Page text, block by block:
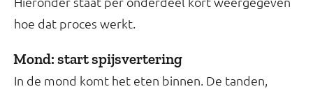
hoe dat proces werkt.
Mond: start spijsvertering
In de mond komt het eten binnen. De tanden,